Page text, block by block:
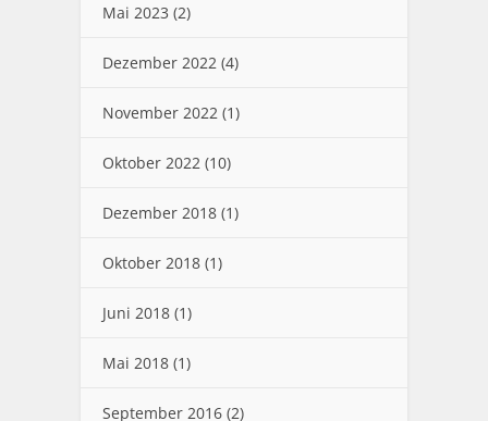
Mai 2023 (2)
Dezember 2022 (4)
November 2022 (1)
Oktober 2022 (10)
Dezember 2018 (1)
Oktober 2018 (1)
Juni 2018 (1)
Mai 2018 (1)
September 2016 (2)